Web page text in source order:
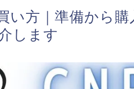
い方｜準備から
します